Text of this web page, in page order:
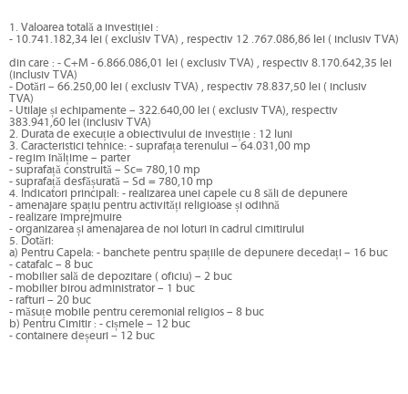
1. Valoarea totală a investiției :
- 10.741.182,34 lei ( exclusiv TVA) , respectiv 12 .767.086,86 lei ( inclusiv TVA)
din care : - C+M - 6.866.086,01 lei ( exclusiv TVA) , respectiv 8.170.642,35 lei
(inclusiv TVA)
- Dotări – 66.250,00 lei ( exclusiv TVA) , respectiv 78.837,50 lei ( inclusiv
TVA)
- Utilaje și echipamente – 322.640,00 lei ( exclusiv TVA), respectiv
383.941,60 lei (inclusiv TVA)
2. Durata de execuție a obiectivului de investiție : 12 luni
3. Caracteristici tehnice: - suprafața terenului – 64.031,00 mp
- regim înălțime – parter
- suprafață construită – Sc= 780,10 mp
- suprafață desfășurată – Sd = 780,10 mp
4. Indicatori principali: - realizarea unei capele cu 8 săli de depunere
- amenajare spațiu pentru activități religioase și odihnă
- realizare împrejmuire
- organizarea și amenajarea de noi loturi în cadrul cimitirului
5. Dotări:
a) Pentru Capela: - banchete pentru spațiile de depunere decedați – 16 buc
- catafalc – 8 buc
- mobilier sală de depozitare ( oficiu) – 2 buc
- mobilier birou administrator – 1 buc
- rafturi – 20 buc
- măsuțe mobile pentru ceremonial religios – 8 buc
b) Pentru Cimitir : - cișmele – 12 buc
- containere deșeuri – 12 buc